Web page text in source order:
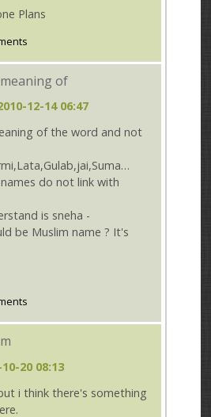
Plans
of
12-14 06:47
of the word and not
do not link with
is sneha -
be Muslim name ? It's
20 08:13
i think there's something